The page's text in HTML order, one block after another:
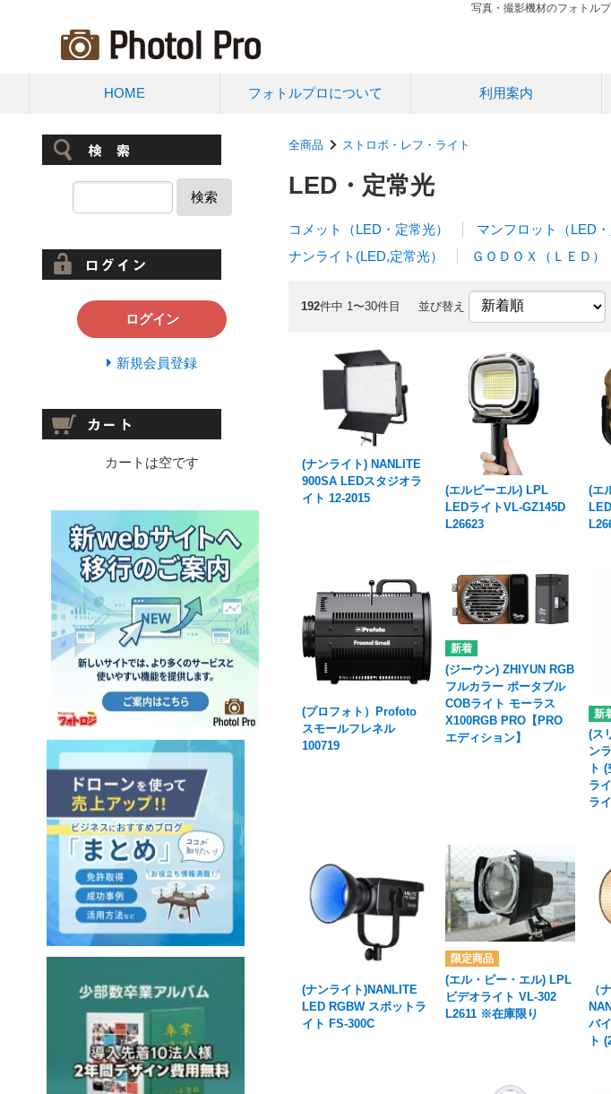
写真・撮影機材のフォトル
HOME フォトルプロについて 利用案内
全商品 ストロボ・レフ・ライト
LED・定常光
コメット（LED・定常光） マンフロット（LED・
ナンライト(LED,定常光）
ＧＯＤＯＸ（ＬＥＤ）
192件中 1〜30件目 並び替え
(ナンライト) NANLITE
900SA LEDスタジオラ
イト 12-2015
(エルピーエル) LPL
LEDライトVL-GZ145D
L26623
(エ
(プロフォト）Profoto
スモールフレネル
100719
(ジーウン) ZHIYUN RGB
フルカラー ポータブル
COBライト モーラス
X100RGB PRO【PRO
エディション】
(ス
ン
ト
ラ
ラ
(ナンライト)NANLITE
LED RGBW スポットラ
イト FS-300C
(エル・ピー・エル) LPL
ビデオライト VL-302
L2611 ※在庫限り
（
バ
ト
検索
ログイン
新規会員登録
カートは空です